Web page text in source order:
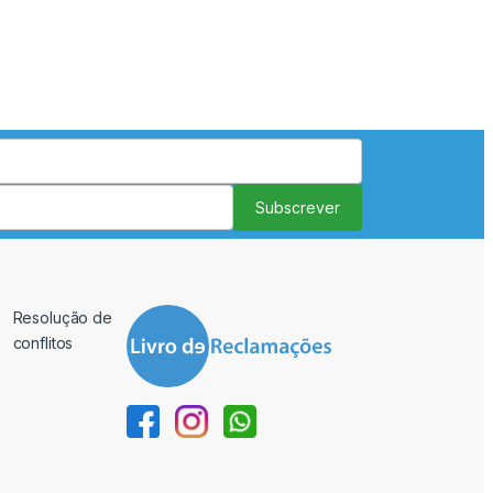
Subscrever
Resolução de
conflitos